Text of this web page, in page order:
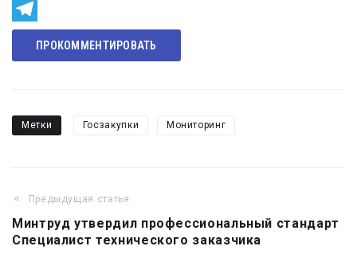
Odnoklassniki
Telegram
ПРОКОММЕНТИРОВАТЬ
Метки Госзакупки Мониторинг
Навигация
по
Предыдущая статья
Минтруд утвердил профессиональный стандарт
Специалист технического заказчика